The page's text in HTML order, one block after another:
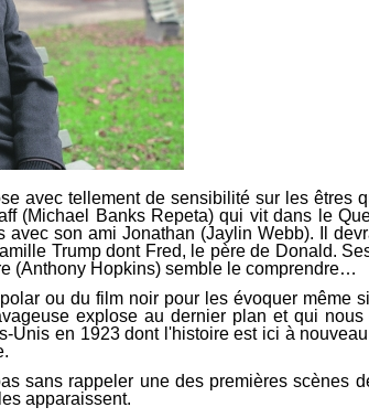
avec tellement de sensibilité sur les êtres
(Michael Banks Repeta) qui vit dans le
son ami Jonathan (Jaylin Webb). Il
Trump dont Fred, le père de Donald.
(Anthony Hopkins) semble le comprendre…
ou du film noir pour les évoquer même si
explose au dernier plan et qui
en 1923 dont l'histoire est ici à
sans rappeler une des premières scènes
apparaissent.